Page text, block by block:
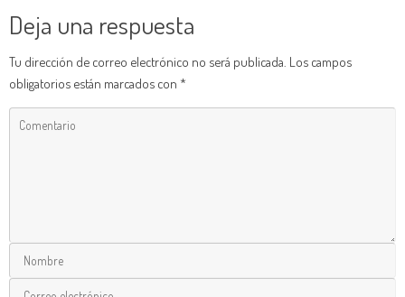
Deja una respuesta
Tu dirección de correo electrónico no será publicada. Los campos
obligatorios están marcados con *